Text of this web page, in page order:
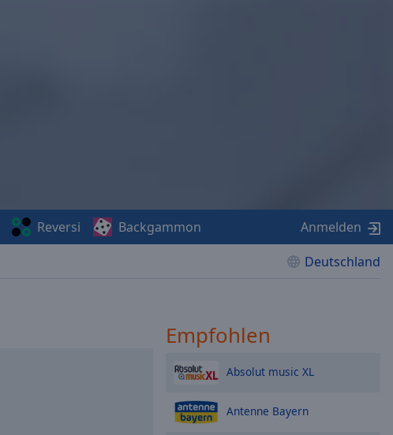
Deutschland
Reversi Backgammon Anmelden
Empfohlen
Absolut music XL
Antenne Bayern